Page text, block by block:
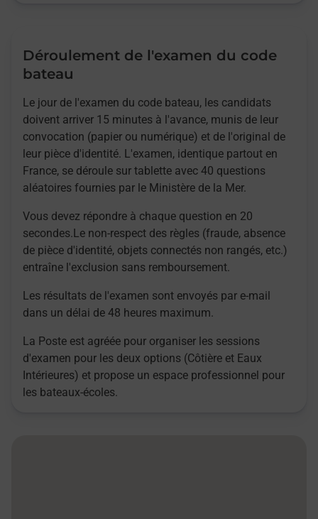
Déroulement de l'examen du code
bateau
Le jour de l'examen du code bateau, les candidats
doivent arriver 15 minutes à l'avance, munis de leur
convocation (papier ou numérique) et de l'original de
leur pièce d'identité. L'examen, identique partout en
France, se déroule sur tablette avec 40 questions
aléatoires fournies par le Ministère de la Mer.
Vous devez répondre à chaque question en 20
secondes.Le non-respect des règles (fraude, absence
de pièce d'identité, objets connectés non rangés, etc.)
entraîne l'exclusion sans remboursement.
Les résultats de l'examen sont envoyés par e-mail
dans un délai de 48 heures maximum.
La Poste est agréée pour organiser les sessions
d'examen pour les deux options (Côtière et Eaux
Intérieures) et propose un espace professionnel pour
les bateaux-écoles.